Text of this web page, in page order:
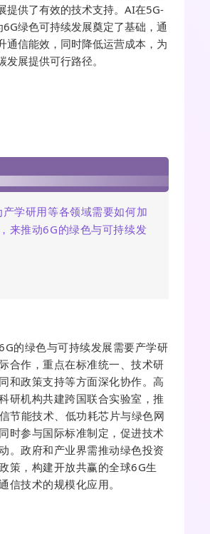
提供了有效的技术支持。AI在5G-
绿色可持续发展奠定了基础，通
通信能效，同时降低运营成本，为
发展提供可行路径。
产学研用等各领域需要如何加
来推动6G的绿色与可持续发
的绿色与可持续发展需要产学研
合作，重点在标准统一、技术研
和政策支持等方面深化协作。高
研机构共建跨国联合实验室，推
节能技术、低功耗芯片与绿色网
时参与国际标准制定，促进技术
。政府和产业界需推动绿色投资
策，构建开放共赢的全球6G生
信技术的规模化应用。